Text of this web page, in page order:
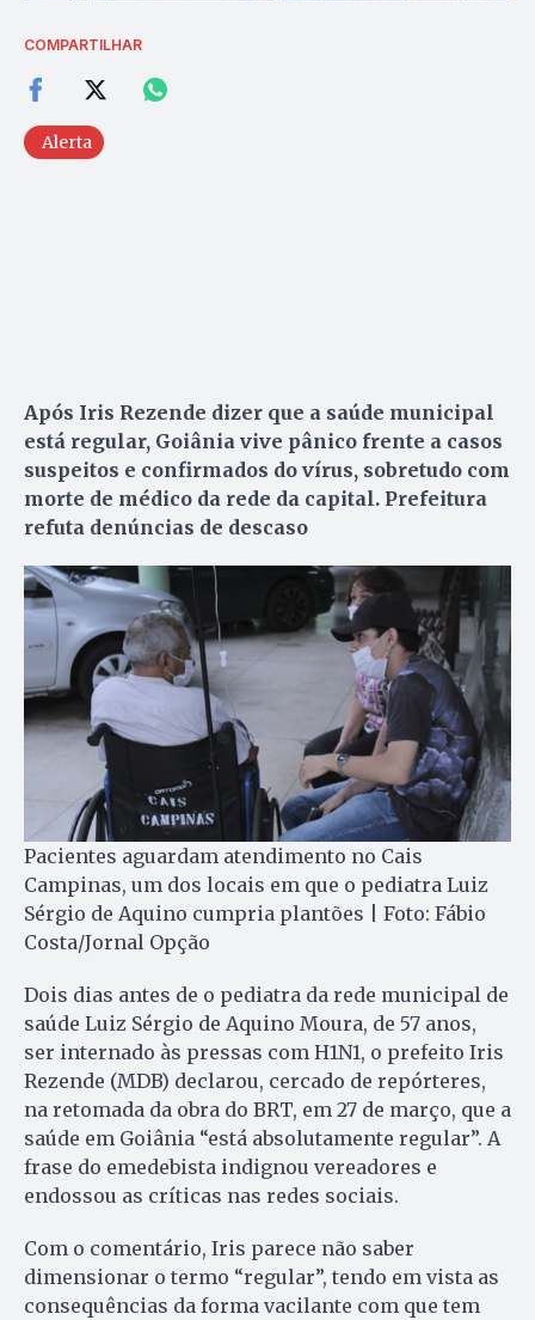
COMPARTILHAR
Alerta
Após Iris Rezende dizer que a saúde municipal
está regular, Goiânia vive pânico frente a casos
suspeitos e confirmados do vírus, sobretudo com
morte de médico da rede da capital. Prefeitura
refuta denúncias de descaso
Pacientes aguardam atendimento no Cais
Campinas, um dos locais em que o pediatra Luiz
Sérgio de Aquino cumpria plantões | Foto: Fábio
Costa/Jornal Opção
Dois dias antes de o pe­dia­tra da rede municipal de
saúde Luiz Sér­gio de Aquino Mou­ra, de 57 anos,
ser internado às pressas com H1N1, o prefeito Iris
Rezende (MDB) declarou, cer­cado de repórteres,
na retomada da obra do BRT, em 27 de março, que a
saúde em Goiânia “es­tá absolutamente regular”. A
frase do emedebista indignou ve­readores e
endossou as críticas nas redes sociais.
Com o comentário, Iris parece não saber
dimensionar o termo “re­gular”, tendo em vista as
consequências da forma vacilante com que tem